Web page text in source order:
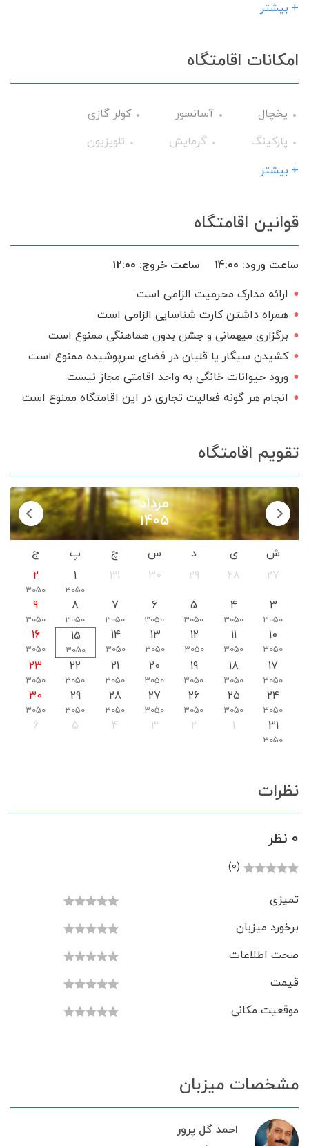
+ بیشتر
امکانات اقامتگاه
یخچال آسانسور
کولر گازی
پارکینگ
گرمایش
تلویزیون
سرویس فرنگی
سرویس ایرانی
+ بیشتر
قوانین اقامتگاه
ساعت ورود: 14:00 ساعت خروج: 12:00
ارائه مدارک محرمیت الزامی است
همراه داشتن کارت شناسایی الزامی است
برگزاری میهمانی و جشن بدون هماهنگی ممنوع است
کشیدن سیگار یا قلیان در فضای سرپوشیده ممنوع است
ورود حیوانات خانگی به واحد اقامتی مجاز نیست
انجام هر گونه فعالیت تجاری در این اقامتگاه ممنوع است
تقویم اقامتگاه
مرداد
1405
ش ی د س چ پ
ج
27
28
29
30
31
1
3050
2
3050
3
3050
4
3050
5
3050
6
3050
7
3050
8
3050
9
3050
10
3050
11
3050
12
3050
13
3050
14
3050
15
3050
16
3050
17
3050
18
3050
19
3050
20
3050
21
3050
22
3050
23
3050
24
3050
25
3050
26
3050
27
3050
28
3050
29
3050
30
3050
31
3050
1
2
3
4
5
6
نظرات
0 نظر
(0)
تمیزی
برخورد میزبان
صحت اطلاعات
قیمت
موقعیت مکانی
مشخصات میزبان
احمد گل پرور